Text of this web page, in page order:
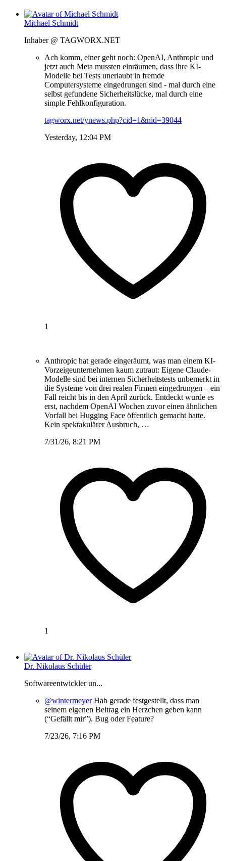
Michael Schmidt
Inhaber @ TAGWORX.NET
Ach komm, einer geht noch: OpenAI, Anthropic und
jetzt auch Meta mussten einräumen, dass ihre KI-
Modelle bei Tests unerlaubt in fremde
Computersysteme eingedrungen sind - mal durch eine
selbst gefundene Sicherheitslücke, mal durch eine
simple Fehlkonfiguration.
tagworx.net/ynews.php?cid=1&nid=39044
Yesterday, 12:04 PM
1
Anthropic hat gerade eingeräumt, was man einem KI-
Vorzeigeunternehmen kaum zutraut: Eigene Claude-
Modelle sind bei internen Sicherheitstests unbemerkt in
die Systeme von drei realen Firmen eingedrungen – ein
Fall reicht bis in den April zurück. Entdeckt wurde es
erst, nachdem OpenAI Wochen zuvor einen ähnlichen
Vorfall bei Hugging Face öffentlich gemacht hatte.
Kein spektakulärer Ausbruch, …
7/31/26, 8:21 PM
1
Dr. Nikolaus Schüler
Softwareentwickler un...
@wintermeyerHab gerade festgestellt, dass man
seinem eigenen Beitrag ein Herzchen geben kann
(“Gefällt mir”). Bug oder Feature?
7/23/26, 7:16 PM